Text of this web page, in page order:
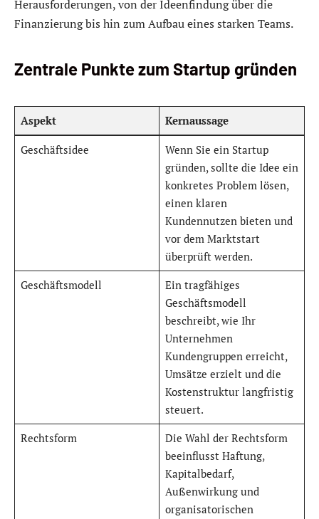
Herausforderungen, von der Ideenfindung über die
Finanzierung bis hin zum Aufbau eines starken Teams.
Zentrale Punkte zum Startup gründen
Aspekt Kernaussage
Geschäftsidee
Wenn Sie ein Startup
gründen, sollte die Idee ein
konkretes Problem lösen,
einen klaren
Kundennutzen bieten und
vor dem Marktstart
überprüft werden.
Geschäftsmodell
Ein tragfähiges
Geschäftsmodell
beschreibt, wie Ihr
Unternehmen
Kundengruppen erreicht,
Umsätze erzielt und die
Kostenstruktur langfristig
steuert.
Rechtsform
Die Wahl der Rechtsform
beeinflusst Haftung,
Kapitalbedarf,
Außenwirkung und
organisatorischen